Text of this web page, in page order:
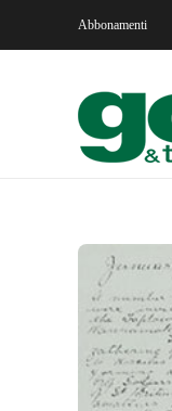
Abbonamenti